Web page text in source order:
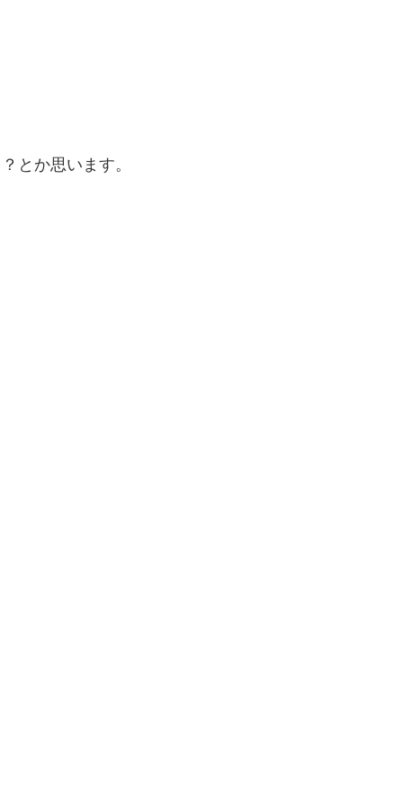
とか思います。